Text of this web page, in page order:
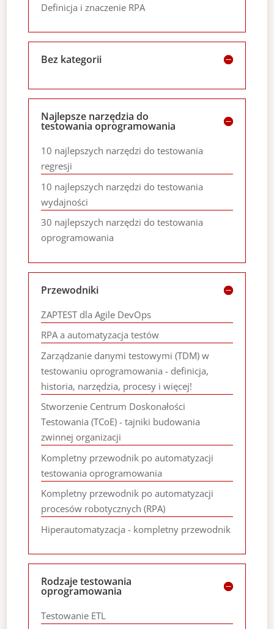
Definicja i znaczenie RPA
Bez kategorii
Najlepsze narzędzia do
testowania oprogramowania
10 najlepszych narzędzi do testowania
regresji
10 najlepszych narzędzi do testowania
wydajności
30 najlepszych narzędzi do testowania
oprogramowania
Przewodniki
ZAPTEST dla Agile DevOps
RPA a automatyzacja testów
Zarządzanie danymi testowymi (TDM) w
testowaniu oprogramowania - definicja,
historia, narzędzia, procesy i więcej!
Stworzenie Centrum Doskonałości
Testowania (TCoE) - tajniki budowania
zwinnej organizacji
Kompletny przewodnik po automatyzacji
testowania oprogramowania
Kompletny przewodnik po automatyzacji
procesów robotycznych (RPA)
Hiperautomatyzacja - kompletny przewodnik
Rodzaje testowania
oprogramowania
Testowanie ETL